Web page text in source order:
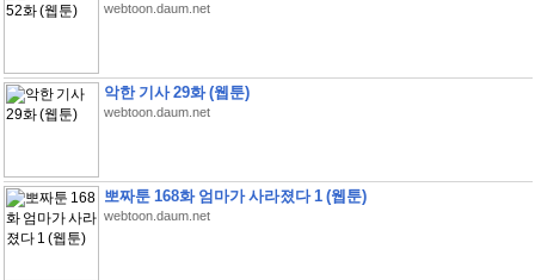
webtoon.daum.net
악한 기사 29화 (웹툰)
webtoon.daum.net
뽀짜툰 168화 엄마가 사라졌다 1 (웹툰)
webtoon.daum.net